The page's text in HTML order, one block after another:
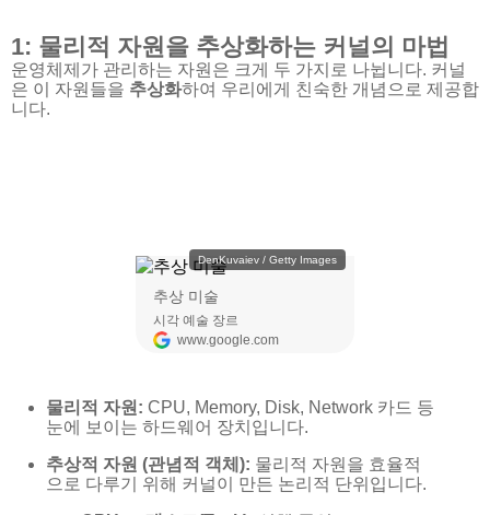
1: 물리적 자원을 추상화하는 커널의 마법
운영체제가 관리하는 자원은 크게 두 가지로 나뉩니다. 커널
은 이 자원들을 추상화하여 우리에게 친숙한 개념으로 제공합
니다.
물리적 자원: CPU, Memory, Disk, Network 카드 등
눈에 보이는 하드웨어 장치입니다.
추상적 자원 (관념적 객체): 물리적 자원을 효율적
으로 다루기 위해 커널이 만든 논리적 단위입니다.